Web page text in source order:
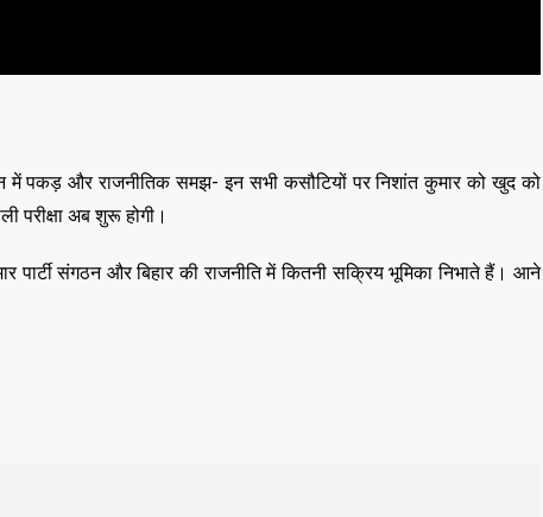
में पकड़ और राजनीतिक समझ- इन सभी कसौटियों पर निशांत कुमार को खुद को
परीक्षा अब शुरू होगी।
पार्टी संगठन और बिहार की राजनीति में कितनी सक्रिय भूमिका निभाते हैं। आने